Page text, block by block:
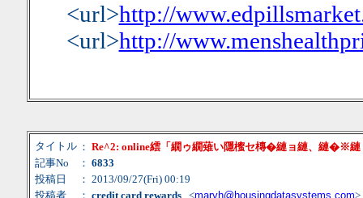
<url>http://
<url>http://
タイトル ： Re^2: online繧「繝ゥ繝薙い隱櫁セ槫�縺ョ縺、縺�※
記事No
： 6833
投稿日
： 2013/09/27(Fri) 00:19
投稿者
： credit card rewards<maryh@housingdatasystems.com>